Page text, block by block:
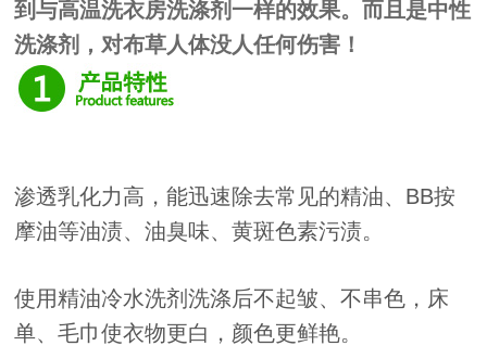
到与高温洗衣房洗涤剂一样的效果。而且是中性
洗涤剂，对布草人体没人任何伤害！
渗透乳化力高，能迅速除去常见的精油、BB按
摩油等油渍、油臭味、黄斑色素污渍。
使用精油冷水洗剂洗涤后不起皱、不串色，床
单、毛巾使衣物更白，颜色更鲜艳。